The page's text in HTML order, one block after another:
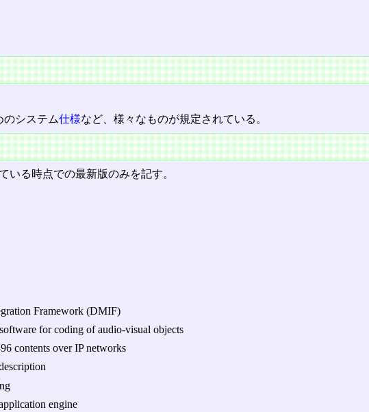
のシステム仕様など、様々なものが規定されている。
いる時点での最新版のみを記す。
Framework (DMIF)
for coding of audio-visual objects
contents over IP networks
engine